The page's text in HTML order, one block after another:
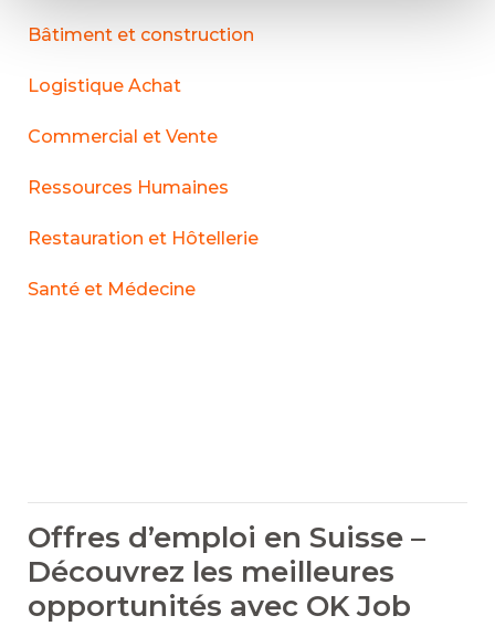
Bâtiment et construction
Logistique Achat
Commercial et Vente
Ressources Humaines
Restauration et Hôtellerie
Santé et Médecine
Offres d’emploi en Suisse –
Découvrez les meilleures
opportunités avec OK Job